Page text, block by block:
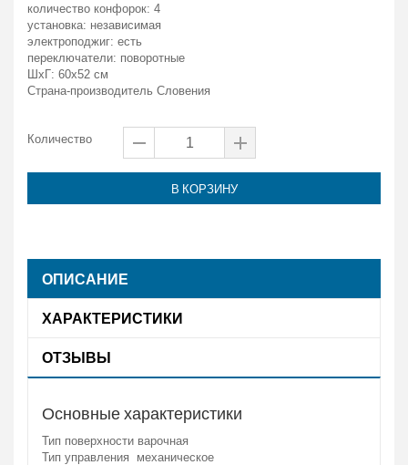
количество конфорок: 4
установка: независимая
электроподжиг: есть
переключатели: поворотные
ШхГ: 60х52 см
Страна-производитель Словения
Количество
В КОРЗИНУ
ОПИСАНИЕ
ХАРАКТЕРИСТИКИ
ОТЗЫВЫ
Основные характеристики
Тип поверхности варочная
Тип управления механическое